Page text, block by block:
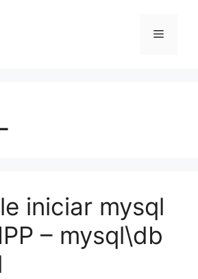
Menú
iniciar mysql
– mysql\db